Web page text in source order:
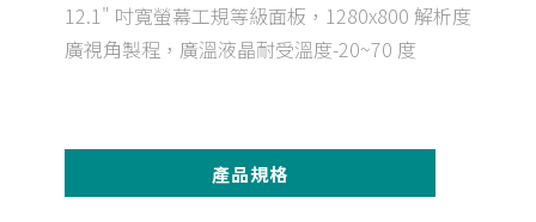
12.1" 吋寬螢幕工規等級面板，1280x800 解析度
廣視角製程，廣溫液晶耐受溫度-20~70 度
產品規格